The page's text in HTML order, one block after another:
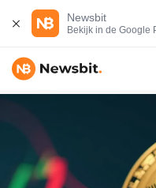
Newsbit
Bekijk in de Google